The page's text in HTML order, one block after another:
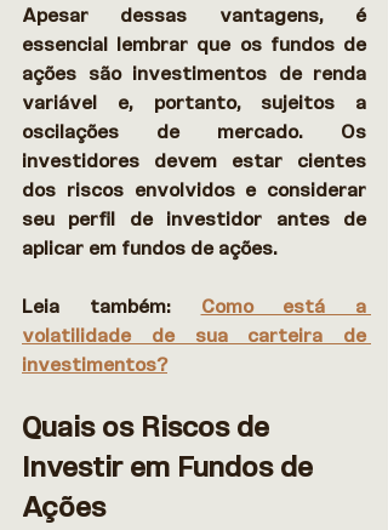
Apesar dessas vantagens, é
essencial lembrar que os fundos de
ações são investimentos de renda
variável e, portanto, sujeitos a
oscilações de mercado. Os
investidores devem estar cientes
dos riscos envolvidos e considerar
seu perfil de investidor antes de
aplicar em fundos de ações.
Leia também: Como está a
volatilidade de sua carteira de
investimentos?
Quais os Riscos de
Investir em Fundos de
Ações